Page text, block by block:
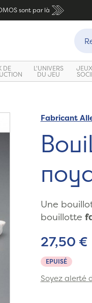
sont par là
DE L'UNIVERS
DU JEU
Fabricant
Une
bouillotte
EPUISÉ
27,50 €
Soyez alerté